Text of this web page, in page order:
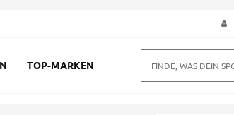
TOP-MARKEN